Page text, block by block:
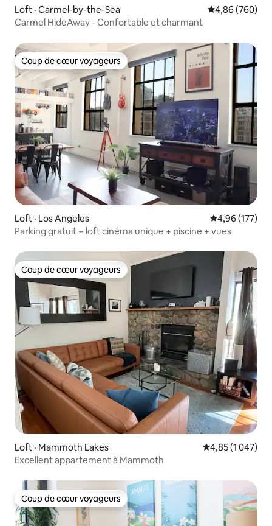
Loft · Carmel-by-the-Sea Note
4,86 (760)
Carmel HideAway - Confortable et charmant
Coup de cœur voyageurs
Coup de cœur voyageurs
Loft · Los Angeles Note
4,96 (177)
Parking gratuit + loft cinéma unique + piscine + vues
Coup de cœur voyageurs
Coup de cœur voyageurs
Loft · Mammoth Lakes Note moyenne
4,85 (1 047)
Excellent appartement à Mammoth
Coup de cœur voyageurs
Coup de cœur voyageurs